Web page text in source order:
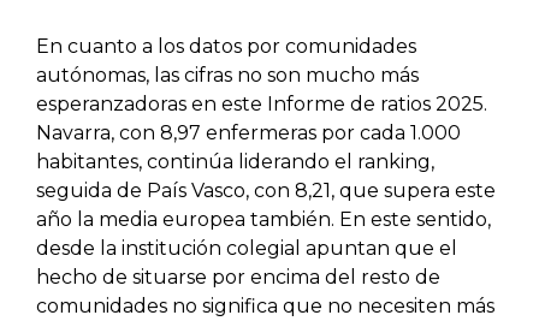
En cuanto a los datos por comunidades
autónomas, las cifras no son mucho más
esperanzadoras en este Informe de ratios 2025.
Navarra, con 8,97 enfermeras por cada 1.000
habitantes, continúa liderando el ranking,
seguida de País Vasco, con 8,21, que supera este
año la media europea también. En este sentido,
desde la institución colegial apuntan que el
hecho de situarse por encima del resto de
comunidades no significa que no necesiten más